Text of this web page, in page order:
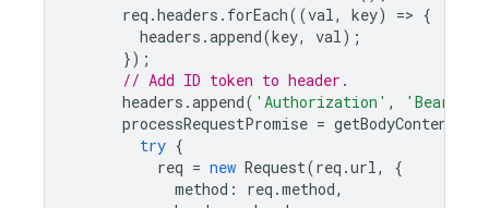
req .headers . forEach((val, key) => {
headers .append(key, val);
});
// Add ID token to header.
headers .append( 'Authorization' ,
'Bearer '
processRequestPromise = getBodyContent
try {
req = new Request(req .url,
{
method : req .method,